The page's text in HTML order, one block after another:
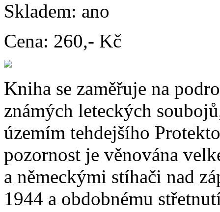
Skladem: ano
Cena: 260,- Kč
Kniha se zaměřuje na
známých leteckých
územím tehdejšího
pozornost je věnována
a německými stíhači nad
1944 a obdobnému